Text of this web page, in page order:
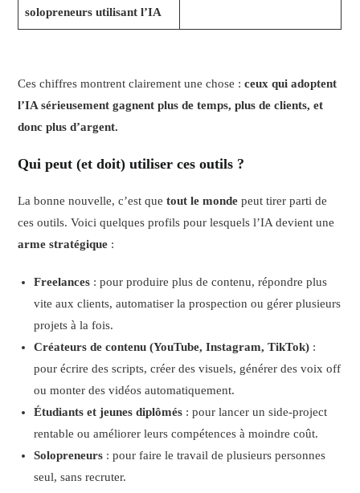
solopreneurs utilisant l’IA
Ces chiffres montrent clairement une chose :ceux qui adoptent
l’IA sérieusement gagnent plus de temps, plus de clients, et
donc plus d’argent.
Qui peut (et doit) utiliser ces outils ?
La bonne nouvelle, c’est quetout le monde peut tirer parti de
ces outils. Voici quelques profils pour lesquels l’IA devient une
arme stratégique :
Freelances : pour produire plus de contenu, répondre plus
vite aux clients, automatiser la prospection ou gérer plusieurs
projets à la fois.
Créateurs de contenu (YouTube, Instagram, TikTok) :
pour écrire des scripts, créer des visuels, générer des voix off
ou monter des vidéos automatiquement.
Étudiants et jeunes diplômés : pour lancer un side-project
rentable ou améliorer leurs compétences à moindre coût.
Solopreneurs : pour faire le travail de plusieurs personnes
seul, sans recruter.